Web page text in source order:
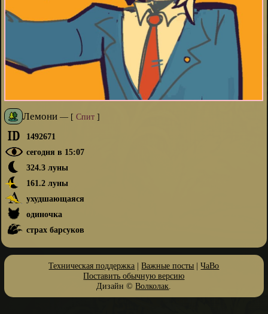
Лемони— [ Спит]
1492671
сегодня в 15:07
324.3 луны
161.2 луны
ухудшающаяся
одиночка
страх барсуков
Техническая поддержка |Важные посты |ЧаВо
Поставить обычную версию
Дизайн ©Волколак